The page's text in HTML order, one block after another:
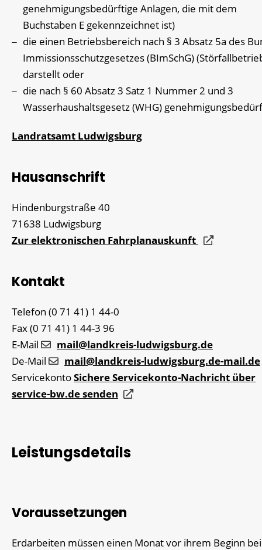
genehmigungsbedürftige Anlagen, die mit dem
Buchstaben E gekennzeichnet ist)
die einen Betriebsbereich nach § 3 Absatz 5a des
Immissionsschutzgesetzes (BImSchG)
darstellt oder
die nach § 60 Absatz 3 Satz 1 Nummer 2 und 3
Wasserhaushaltsgesetz (WHG)
Landratsamt Ludwigsburg
Hausanschrift
Hindenburgstraße 40
71638 Ludwigsburg
Zur elektronischen Fahrplanauskunft
Kontakt
Telefon (0 71 41) 1 44-0
Fax(0 71 41) 1 44-3 96
E-Mail
mail@landkreis-ludwigsburg.de
De-Mail
mail@landkreis-ludwigsburg.de-mail.de
ServicekontoSichere Servicekonto-Nachricht über
service-bw.de senden
Leistungsdetails
Voraussetzungen
Erdarbeiten müssen einen Monat vor ihrem Beginn